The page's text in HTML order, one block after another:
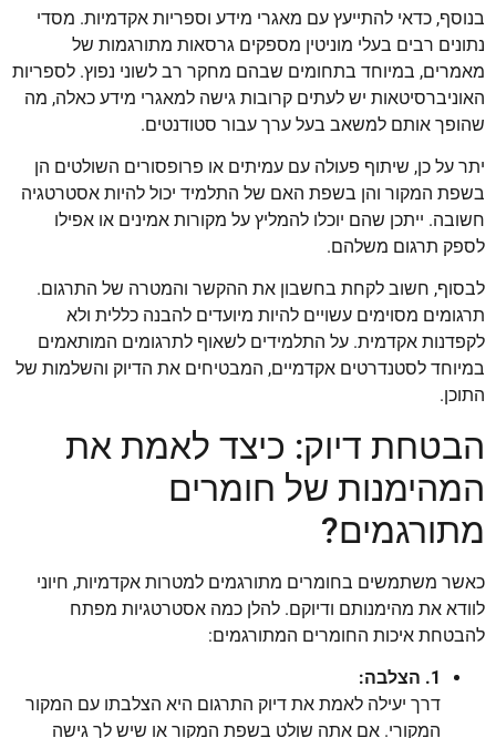
בנוסף, כדאי להתייעץ עם מאגרי מידע וספריות אקדמיות. מסדי
נתונים רבים בעלי מוניטין מספקים גרסאות מתורגמות של
מאמרים, במיוחד בתחומים שבהם מחקר רב לשוני נפוץ. לספריות
האוניברסיטאות יש לעתים קרובות גישה למאגרי מידע כאלה, מה
שהופך אותם למשאב בעל ערך עבור סטודנטים.
יתר על כן, שיתוף פעולה עם עמיתים או פרופסורים השולטים הן
בשפת המקור והן בשפת האם של התלמיד יכול להיות אסטרטגיה
חשובה. ייתכן שהם יוכלו להמליץ על מקורות אמינים או אפילו
לספק תרגום משלהם.
לבסוף, חשוב לקחת בחשבון את ההקשר והמטרה של התרגום.
תרגומים מסוימים עשויים להיות מיועדים להבנה כללית ולא
לקפדנות אקדמית. על התלמידים לשאוף לתרגומים המותאמים
במיוחד לסטנדרטים אקדמיים, המבטיחים את הדיוק והשלמות של
התוכן.
הבטחת דיוק: כיצד לאמת את
המהימנות של חומרים
מתורגמים?
כאשר משתמשים בחומרים מתורגמים למטרות אקדמיות, חיוני
לוודא את מהימנותם ודיוקם. להלן כמה אסטרטגיות מפתח
להבטחת איכות החומרים המתורגמים:
1. הצלבה:
דרך יעילה לאמת את דיוק התרגום היא הצלבתו עם המקור
המקורי. אם אתה שולט בשפת המקור או שיש לך גישה